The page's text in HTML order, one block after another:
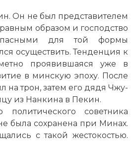
Он не был представителем
образом и господство
для той формы
осуществить. Тенденция к
проявившаяся уже в
в минскую эпоху. После
трон, затем его дядя Чжу-
из Нанкина в Пекин.
советника
была сохранена при Минах.
с такой жестокостью.